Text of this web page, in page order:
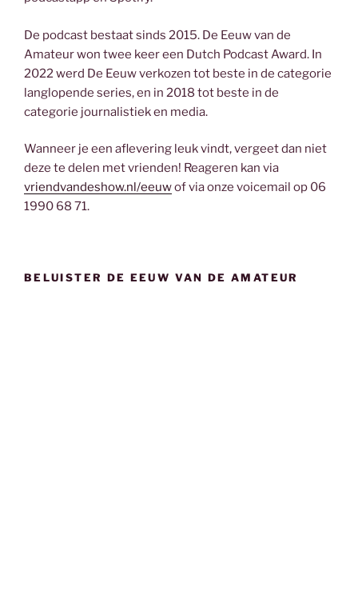
De podcast bestaat sinds 2015. De Eeuw van de
Amateur won twee keer een Dutch Podcast Award. In
2022 werd De Eeuw verkozen tot beste in de categorie
langlopende series, en in 2018 tot beste in de
categorie journalistiek en media.
Wanneer je een aflevering leuk vindt, vergeet dan niet
deze te delen met vrienden! Reageren kan via
vriendvandeshow.nl/eeuwof via onze voicemail op 06
1990 68 71.
BELUISTER DE EEUW VAN DE AMATEUR